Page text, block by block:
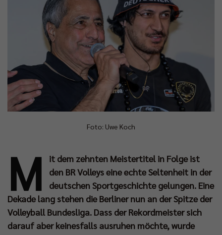
Foto: Uwe Koch
M
it dem zehnten Meistertitel in Folge ist
den BR Volleys eine echte Seltenheit in der
deutschen Sportgeschichte gelungen. Eine
Dekade lang stehen die Berliner nun an der Spitze der
Volleyball Bundesliga. Dass der Rekordmeister sich
darauf aber keinesfalls ausruhen möchte, wurde